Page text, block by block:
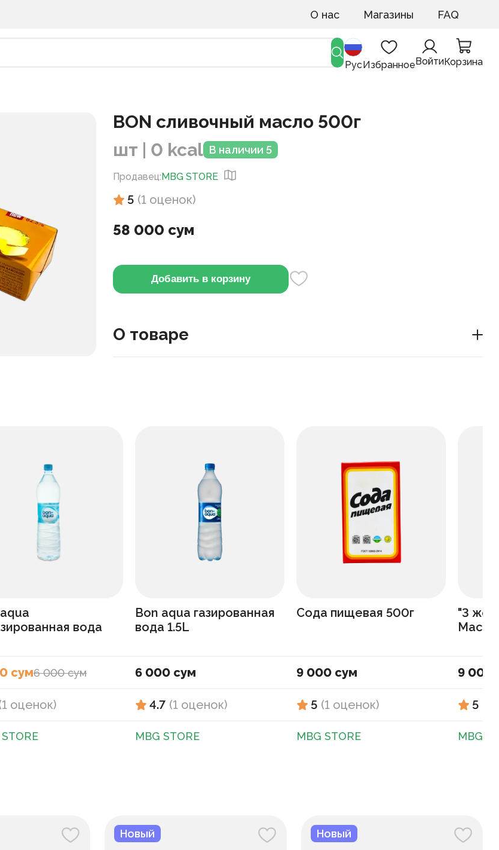
О нас Магазины FAQ
РусИзбранноеВойтиКорзина
BON сливочный масло 500г
шт | 0 kcal В наличии 5
Продавец:MBG STORE
5 (1 оценок)
58 000 сум
Добавить в корзину
О товаре
вода
сум6 000 сум
1 оценок)
Bon aqua газированная
вода 1.5L
6 000 сум
4.7 (1 оценок)
MBG STORE
Сода пищевая 500г
9 000 сум
5 (1 оценок)
MBG STORE
"3
Масло
9 000
5
MBG
Новый Новый